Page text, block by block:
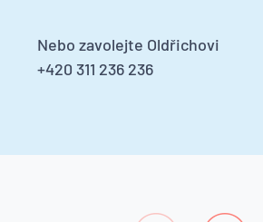
Nebo zavolejte Oldřichovi
+420 311 236 236